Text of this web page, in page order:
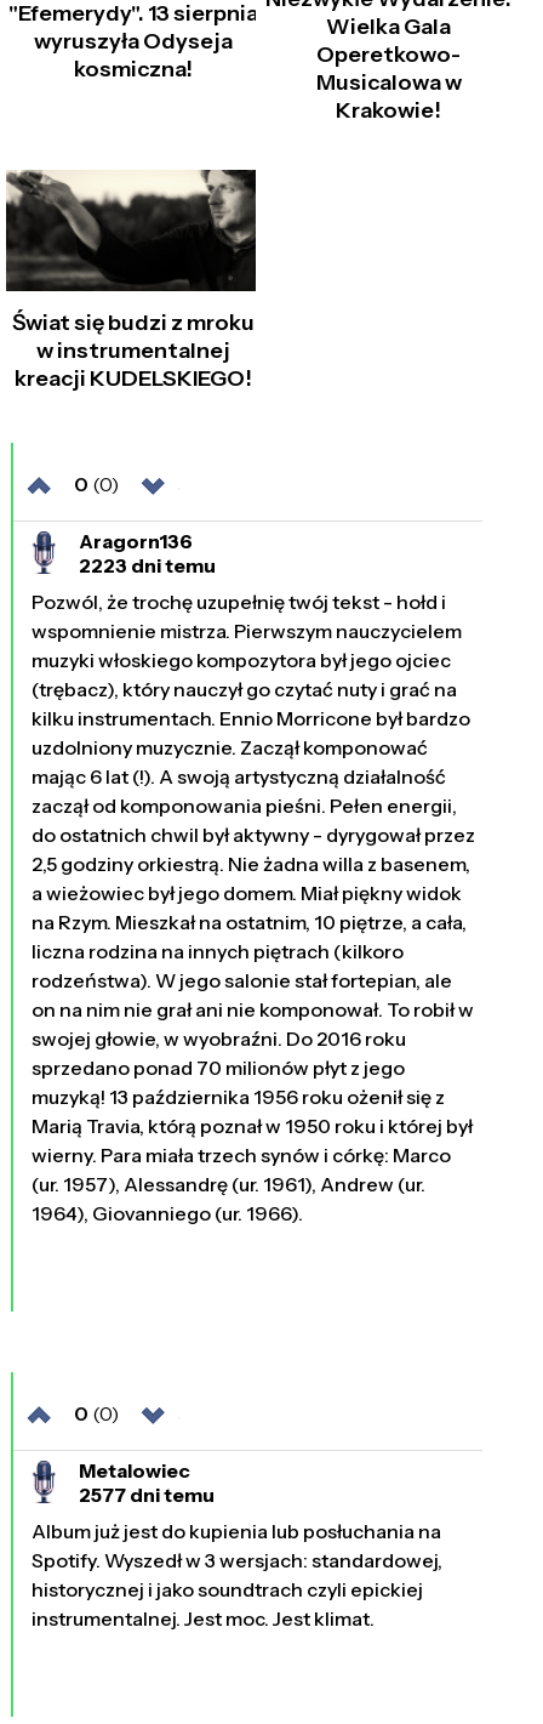
"Efemerydy". 13 sierpnia
wyruszyła Odyseja
kosmiczna!
Wielka Gala
Operetkowo-
Musicalowa w
Krakowie!
Świat się budzi z mroku
w instrumentalnej
kreacji KUDELSKIEGO!
0 (0)
Aragorn136
2223 dni temu
Pozwól, że trochę uzupełnię twój tekst - hołd i
wspomnienie mistrza. Pierwszym nauczycielem
muzyki włoskiego kompozytora był jego ojciec
(trębacz), który nauczył go czytać nuty i grać na
kilku instrumentach. Ennio Morricone był bardzo
uzdolniony muzycznie. Zaczął komponować
mając 6 lat (!). A swoją artystyczną działalność
zaczął od komponowania pieśni. Pełen energii,
do ostatnich chwil był aktywny - dyrygował przez
2,5 godziny orkiestrą. Nie żadna willa z basenem,
a wieżowiec był jego domem. Miał piękny widok
na Rzym. Mieszkał na ostatnim, 10 piętrze, a cała,
liczna rodzina na innych piętrach (kilkoro
rodzeństwa). W jego salonie stał fortepian, ale
on na nim nie grał ani nie komponował. To robił w
swojej głowie, w wyobraźni. Do 2016 roku
sprzedano ponad 70 milionów płyt z jego
muzyką! 13 października 1956 roku ożenił się z
Marią Travia, którą poznał w 1950 roku i której był
wierny. Para miała trzech synów i córkę: Marco
(ur. 1957), Alessandrę (ur. 1961), Andrew (ur.
1964), Giovanniego (ur. 1966).
0 (0)
Metalowiec
2577 dni temu
Album już jest do kupienia lub posłuchania na
Spotify. Wyszedł w 3 wersjach: standardowej,
historycznej i jako soundtrach czyli epickiej
instrumentalnej. Jest moc. Jest klimat.